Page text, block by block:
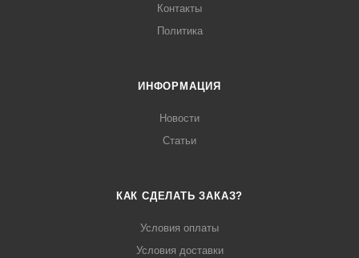
Контакты
Политика
ИНФОРМАЦИЯ
Новости
Статьи
КАК СДЕЛАТЬ ЗАКАЗ?
Условия оплаты
Условия доставки